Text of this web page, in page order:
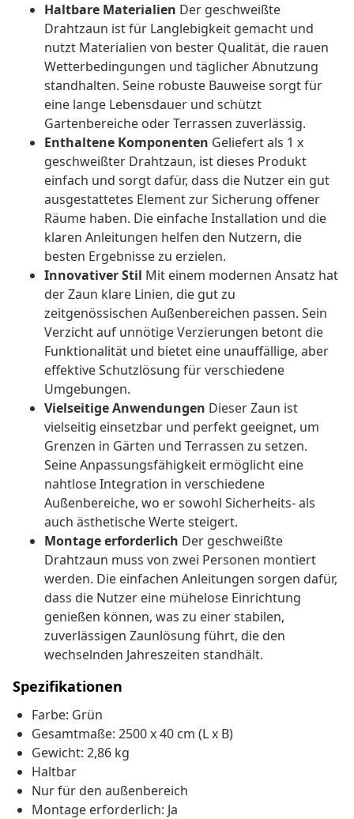
Haltbare Materialien Der geschweißte
Drahtzaun ist für Langlebigkeit gemacht und
nutzt Materialien von bester Qualität, die rauen
Wetterbedingungen und täglicher Abnutzung
standhalten. Seine robuste Bauweise sorgt für
eine lange Lebensdauer und schützt
Gartenbereiche oder Terrassen zuverlässig.
Enthaltene Komponenten Geliefert als 1 x
geschweißter Drahtzaun, ist dieses Produkt
einfach und sorgt dafür, dass die Nutzer ein gut
ausgestattetes Element zur Sicherung offener
Räume haben. Die einfache Installation und die
klaren Anleitungen helfen den Nutzern, die
besten Ergebnisse zu erzielen.
Innovativer Stil Mit einem modernen Ansatz hat
der Zaun klare Linien, die gut zu
zeitgenössischen Außenbereichen passen. Sein
Verzicht auf unnötige Verzierungen betont die
Funktionalität und bietet eine unauffällige, aber
effektive Schutzlösung für verschiedene
Umgebungen.
Vielseitige Anwendungen Dieser Zaun ist
vielseitig einsetzbar und perfekt geeignet, um
Grenzen in Gärten und Terrassen zu setzen.
Seine Anpassungsfähigkeit ermöglicht eine
nahtlose Integration in verschiedene
Außenbereiche, wo er sowohl Sicherheits- als
auch ästhetische Werte steigert.
Montage erforderlich Der geschweißte
Drahtzaun muss von zwei Personen montiert
werden. Die einfachen Anleitungen sorgen dafür,
dass die Nutzer eine mühelose Einrichtung
genießen können, was zu einer stabilen,
zuverlässigen Zaunlösung führt, die den
wechselnden Jahreszeiten standhält.
Spezifikationen
Farbe: Grün
Gesamtmaße: 2500 x 40 cm (L x B)
Gewicht: 2,86 kg
Haltbar
Nur für den außenbereich
Montage erforderlich: Ja